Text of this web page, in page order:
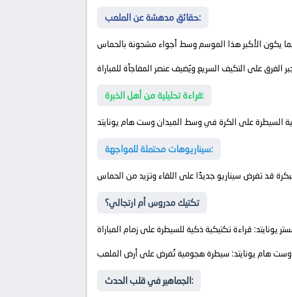
حقائق مدهشة عن الملعب:
يكون الأكبر هذا الموسم وسط أجواء مشحونة بالحماس
الفرق على التكيف السريع ويُضيف عنصر المفاجأة للمباراة
قراءة تحليلية من أهل الخبرة:
السيطرة على الكرة في وسط الميدانوست هام يونايتد
سيناريوهات محتملة للمواجهة:
قد تفرض سيناريو جديدًا على اللقاء وتزيد من الحماس
تكتيك مدروس أم ارتجالي؟
يونايتد: قراءة تكتيكية ذكية للسيطرة على زمام المباراة
وست هام يونايتد: سيطرة هجومية تُفرض على أرض الملعب
الجماهير في قلب الحدث: